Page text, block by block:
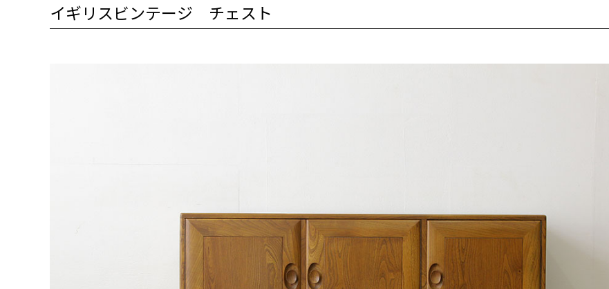
イギリスビンテージ チェスト